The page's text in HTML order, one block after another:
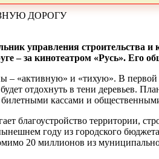
ДОРОГУ
управления строительства
– за кинотеатром «Русь». Его
– «активную» и «тихую». В
отдохнуть в тени деревьев.
билетными кассами и
благоустройство территории,
году из городского
20 миллионов из